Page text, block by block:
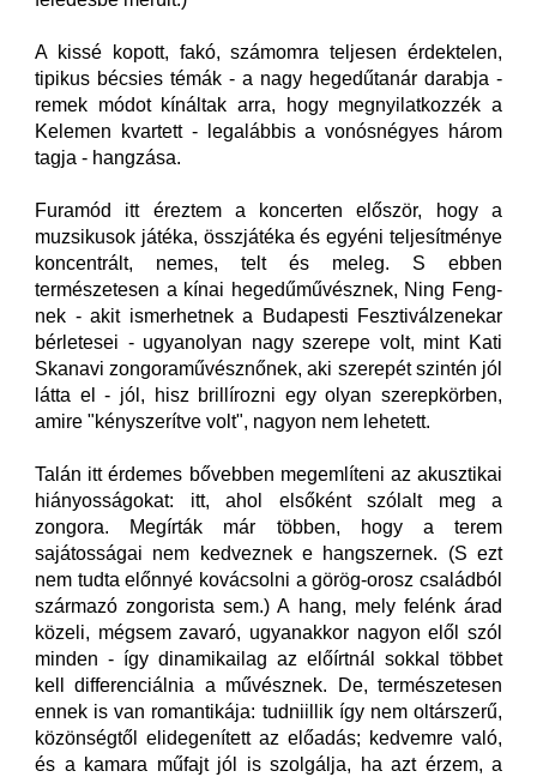
A kissé kopott, fakó, számomra teljesen érdektelen,
tipikus bécsies témák - a nagy hegedűtanár darabja -
remek módot kínáltak arra, hogy megnyilatkozzék a
Kelemen kvartett - legalábbis a vonósnégyes három
tagja - hangzása.
Furamód itt éreztem a koncerten először, hogy a
muzsikusok játéka, összjátéka és egyéni teljesítménye
koncentrált, nemes, telt és meleg. S ebben
természetesen a kínai hegedűművésznek, Ning Feng-
nek - akit ismerhetnek a Budapesti Fesztiválzenekar
bérletesei - ugyanolyan nagy szerepe volt, mint Kati
Skanavi zongoraművésznőnek, aki szerepét szintén jól
látta el - jól, hisz brillírozni egy olyan szerepkörben,
amire "kényszerítve volt", nagyon nem lehetett.
Talán itt érdemes bővebben megemlíteni az akusztikai
hiányosságokat: itt, ahol elsőként szólalt meg a
zongora. Megírták már többen, hogy a terem
sajátosságai nem kedveznek e hangszernek. (S ezt
nem tudta előnnyé kovácsolni a görög-orosz családból
származó zongorista sem.) A hang, mely felénk árad
közeli, mégsem zavaró, ugyanakkor nagyon elől szól
minden - így dinamikailag az előírtnál sokkal többet
kell differenciálnia a művésznek. De, természetesen
ennek is van romantikája: tudniillik így nem oltárszerű,
közönségtől elidegenített az előadás; kedvemre való,
és a kamara műfajt jól is szolgálja, ha azt érzem, a